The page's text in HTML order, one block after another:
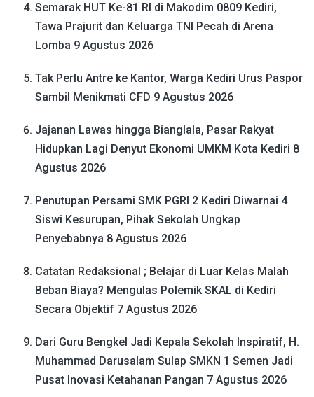
Semarak HUT Ke-81 RI di Makodim 0809 Kediri,
Tawa Prajurit dan Keluarga TNI Pecah di Arena
Lomba 9 Agustus 2026
Tak Perlu Antre ke Kantor, Warga Kediri Urus Paspor
Sambil Menikmati CFD 9 Agustus 2026
Jajanan Lawas hingga Bianglala, Pasar Rakyat
Hidupkan Lagi Denyut Ekonomi UMKM Kota Kediri 8
Agustus 2026
Penutupan Persami SMK PGRI 2 Kediri Diwarnai 4
Siswi Kesurupan, Pihak Sekolah Ungkap
Penyebabnya 8 Agustus 2026
Catatan Redaksional ; Belajar di Luar Kelas Malah
Beban Biaya? Mengulas Polemik SKAL di Kediri
Secara Objektif 7 Agustus 2026
Dari Guru Bengkel Jadi Kepala Sekolah Inspiratif, H.
Muhammad Darusalam Sulap SMKN 1 Semen Jadi
Pusat Inovasi Ketahanan Pangan 7 Agustus 2026